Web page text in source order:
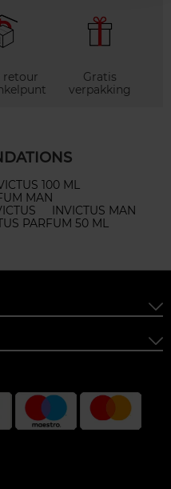
retour
Gratis
verpakking
100 ML
MAN
INVICTUS MAN
PARFUM 50 ML